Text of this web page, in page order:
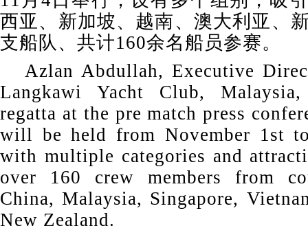
西亚、新加坡、越南、澳大利亚、
支船队、共计160余名船员参赛。
Azlan Abdullah, Executive
Langkawi Yacht Club,
regatta at the pre match press
will be held from November 1st
with multiple categories and
over 160 crew members from
China, Malaysia, Singapore,
New Zealand.